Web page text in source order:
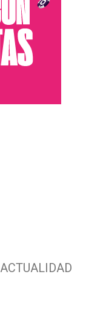
ACTUALIDAD